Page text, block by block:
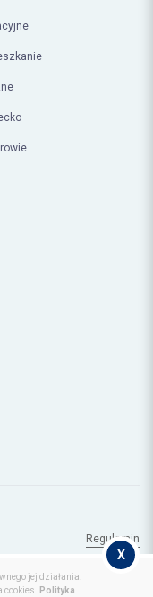
Regulamin
jej działania.
Polityka
X